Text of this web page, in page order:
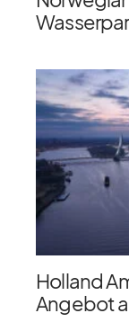
Holland
Angebot